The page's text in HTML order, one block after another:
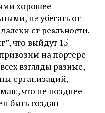
хорошее
не убегать от
от реальности.
что выйдут 15
на портере
взгляды разные,
организаций,
что не позднее
быть создан